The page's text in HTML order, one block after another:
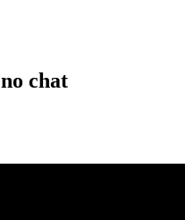
no chat